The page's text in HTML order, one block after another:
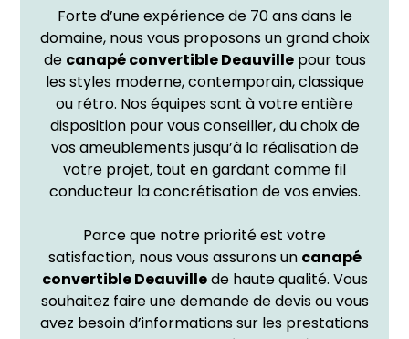
Forte d’une expérience de 70 ans dans le
domaine, nous vous proposons un grand choix
de canapé convertibleDeauvillepour tous
les styles moderne, contemporain, classique
ou rétro. Nos équipes sont à votre entière
disposition pour vous conseiller, du choix de
vos ameublements jusqu’à la réalisation de
votre projet, tout en gardant comme fil
conducteur la concrétisation de vos envies.
Parce que notre priorité est votre
satisfaction, nous vous assurons un canapé
convertible Deauvillede haute qualité. Vous
souhaitez faire une demande de devis ou vous
avez besoin d’informations sur les prestations